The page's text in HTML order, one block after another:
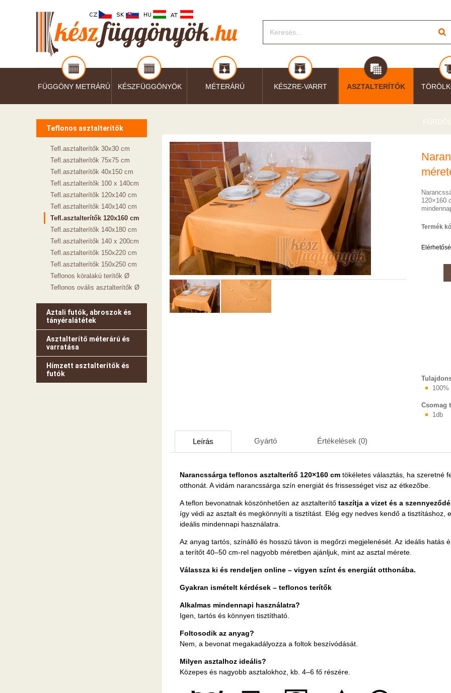
FÜGGÖNY METRÁRÚ KÉSZFÜGGÖNYÖK MÉTERÁRÚ KÉSZRE-VARRT ASZTALTERÍTŐK
Teflonos asztalterítők
Tefl.asztalterítők 30x30 cm
Tefl.asztalterítők 75x75 cm
Tefl.asztalterítők 40x150 cm
Tefl.asztalterítők 100 x 140cm
Tefl.asztalterítők 120x140 cm
Tefl.asztalterítők 140x140 cm
Tefl.asztalterítők 120x160 cm
Tefl.asztalterítők 140x180 cm
Tefl.asztalterítők 140 x 200cm
Tefl.asztalterítők 150x220 cm
Tefl.asztalterítők 150x250 cm
Teflonos köralakú terítők Ø
Teflonos ovális asztalterítők Ø
Aztali futók, abroszok és
tányéralátétek
Asztalterítő méterárú és
varratása
Hímzett asztalterítők és
futók
120×160
Termék
100%
Csomag
1db
Leírás Gyártó Értékelések (0)
Narancssárga teflonos asztalterítő 120×160 cm tökéletes választás, ha szeretné
otthonát. A vidám narancssárga szín energiát és frissességet visz az étkezőbe.
A teflon bevonatnak köszönhetően az asztalterítő taszítja a vizet és a
így védi az asztalt és megkönnyíti a tisztítást. Elég egy nedves kendő a tisztításhoz,
ideális mindennapi használatra.
Az anyag tartós, színálló és hosszú távon is megőrzi megjelenését. Az ideális hatás
a terítőt 40–50 cm-rel nagyobb méretben ajánljuk, mint az asztal mérete.
Válassza ki és rendeljen online – vigyen színt és energiát otthonába.
Gyakran ismételt kérdések – teflonos terítők
Alkalmas mindennapi használatra?
Igen, tartós és könnyen tisztítható.
Foltosodik az anyag?
Nem, a bevonat megakadályozza a foltok beszívódását.
Milyen asztalhoz ideális?
Közepes és nagyobb asztalokhoz, kb. 4–6 fő részére.